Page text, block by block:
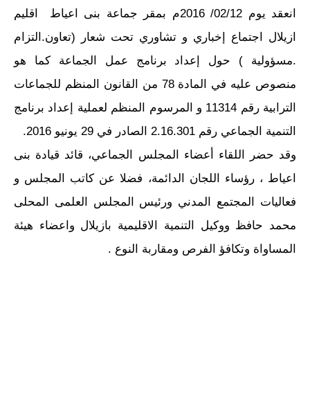
انعقد يوم 02/12/ 2016م بمقر جماعة بنى اعياط اقليم
ازيلال اجتماع إخباري و تشاوري تحت شعار (تعاون.التزام
.مسؤولية ) حول إعداد برنامج عمل الجماعة كما هو
منصوص عليه في المادة 78 من القانون المنظم للجماعات
الترابية رقم 11314 و المرسوم المنظم لعملية إعداد برنامج
التنمية الجماعي رقم 2.16.301 الصادر في 29 يونيو 2016.
وقد حضر اللقاء أعضاء المجلس الجماعي، قائد قيادة بنى
اعياط ، رؤساء اللجان الدائمة، فضلا عن كاتب المجلس و
فعاليات المجتمع المدني ورئيس المجلس العلمى المحلى
محمد حافظ ووكيل التنمية الاقليمية بازيلال واعضاء هيئة
المساواة وتكافؤ الفرص ومقاربة النوع .